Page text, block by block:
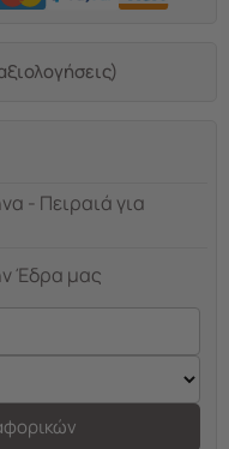
- Πειραιά για
Έδρα μας